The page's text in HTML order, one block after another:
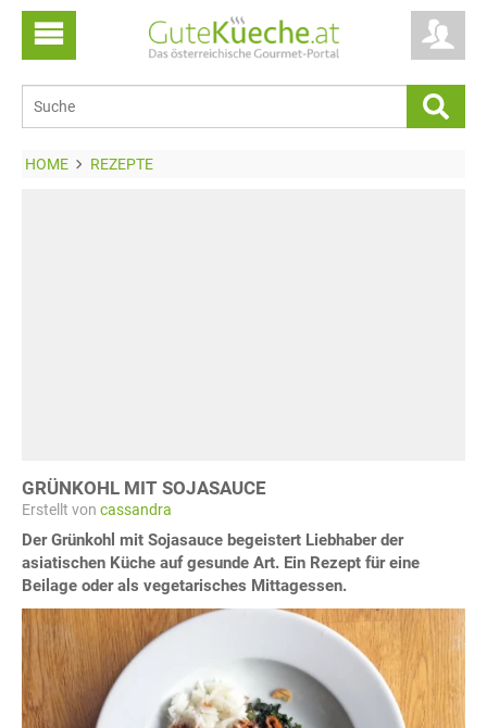
HOME REZEPTE
GRÜNKOHL MIT SOJASAUCE
Erstellt von cassandra
Der Grünkohl mit Sojasauce begeistert Liebhaber der
asiatischen Küche auf gesunde Art. Ein Rezept für eine
Beilage oder als vegetarisches Mittagessen.